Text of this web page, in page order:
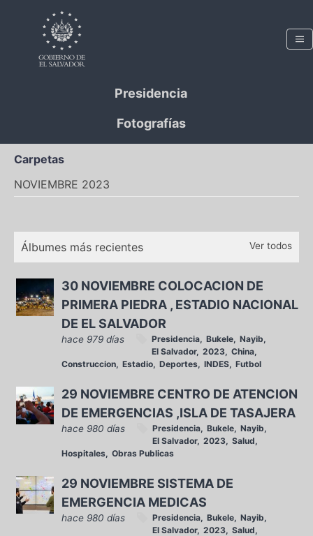
Presidencia
Fotografías
Carpetas
NOVIEMBRE 2023
Ver todos
Álbumes más recientes
30 NOVIEMBRE COLOCACION DE
PRIMERA PIEDRA , ESTADIO NACIONAL
DE EL SALVADOR
hace 979 días Presidencia Bukele Nayib
El Salvador 2023 China
Construccion Estadio Deportes INDES Futbol
29 NOVIEMBRE CENTRO DE ATENCION
DE EMERGENCIAS ,ISLA DE TASAJERA
hace 980 días Presidencia Bukele Nayib
El Salvador 2023 Salud
Hospitales Obras Publicas
29 NOVIEMBRE SISTEMA DE
EMERGENCIA MEDICAS
hace 980 días Presidencia Bukele Nayib
El Salvador 2023 Salud